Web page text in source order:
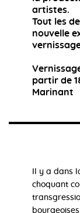
artistes.
Tout les
nouvelle
partir de
Marinant
Il y a dans
choquant